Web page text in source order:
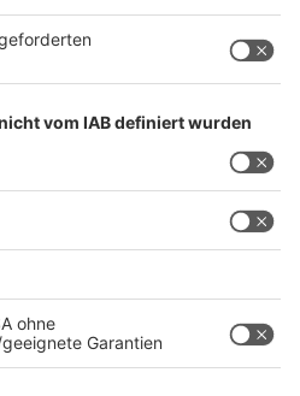
Heinzmann erneut, warum
Größe in der Musikszene ist
voller Energie.
& Hendrik Frost